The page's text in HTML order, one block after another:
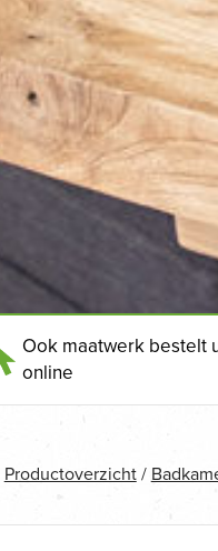
Ook maatwerk bestelt
online
Productoverzicht/